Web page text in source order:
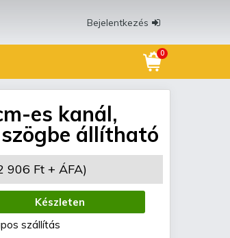
Bejelentkezés
0
es kanál,
állítható
906 Ft + ÁFA)
Készleten
szállítás